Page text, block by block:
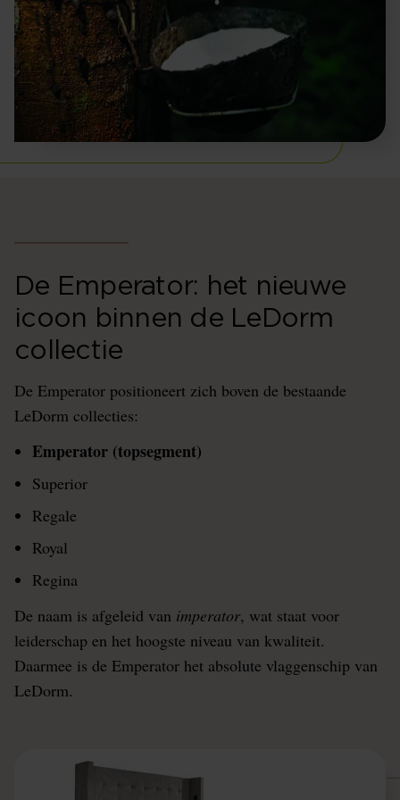
De Emperator: het nieuwe
icoon binnen de LeDorm
collectie
De Emperator positioneert zich boven de bestaande
LeDorm collecties:
Emperator (topsegment)
Superior
Regale
Royal
Regina
De naam is afgeleid van imperator, wat staat voor
leiderschap en het hoogste niveau van kwaliteit.
Daarmee is de Emperator het absolute vlaggenschip van
LeDorm.